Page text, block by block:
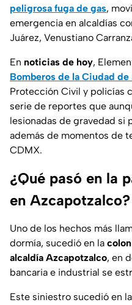
peligrosa fuga de gas,
emergencia en alcaldías
Juárez, Venustiano
En noticias de hoy,
Bomberos de la Ciudad
Protección Civil y policías
serie de reportes que
lesionadas de gravedad si
además de momentos de
CDMX.
¿Qué pasó en la
en Azcapotzalco?
Uno de los hechos más
dormía, sucedió en la
alcaldía Azcapotzalco, en
bancaria e industrial se
Este siniestro sucedió en